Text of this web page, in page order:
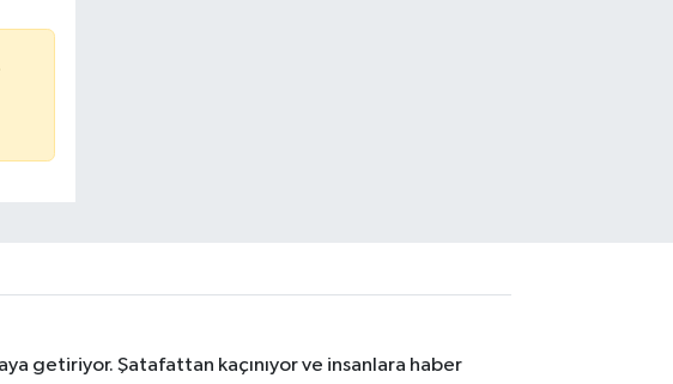
getiriyor. Şatafattan kaçınıyor ve insanlara haber